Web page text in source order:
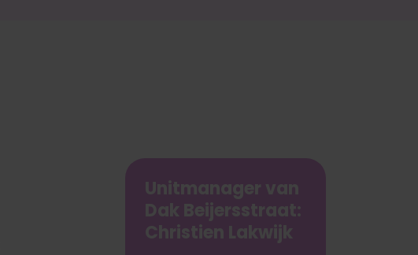
Unitmanager van
Dak Beijersstraat:
Christien Lakwijk